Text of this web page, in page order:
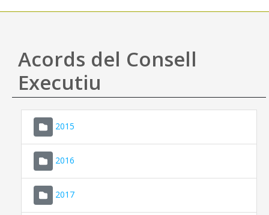
Utilitats
Ajuda
Acords del Consell
Executiu
2015
2016
2017